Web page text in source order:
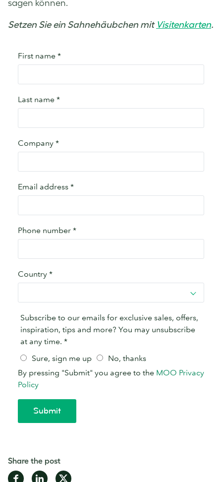
sagen können.
Setzen Sie ein Sahnehäubchen mit Visitenkarten.
Share the post
Share Share Share